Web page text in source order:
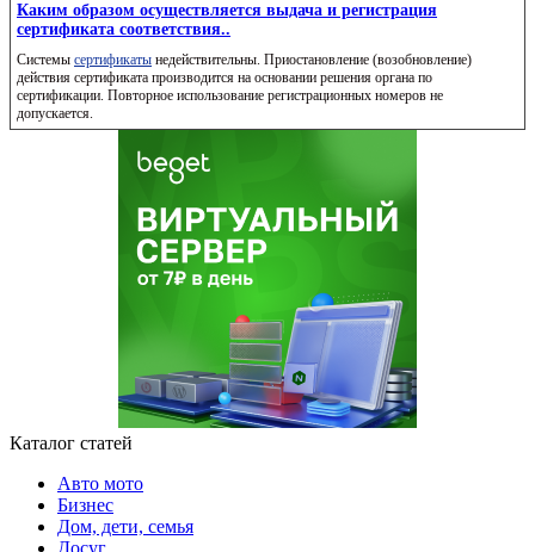
Каким образом осуществляется выдача и регистрация
сертификата соответствия..
Системы сертификаты недействительны. Приостановление (возобновление)
действия сертификата производится на основании решения органа по
сертификации. Повторное использование регистрационных номеров не
допускается.
Каталог статей
Авто мото
Бизнес
Дом, дети, семья
Досуг